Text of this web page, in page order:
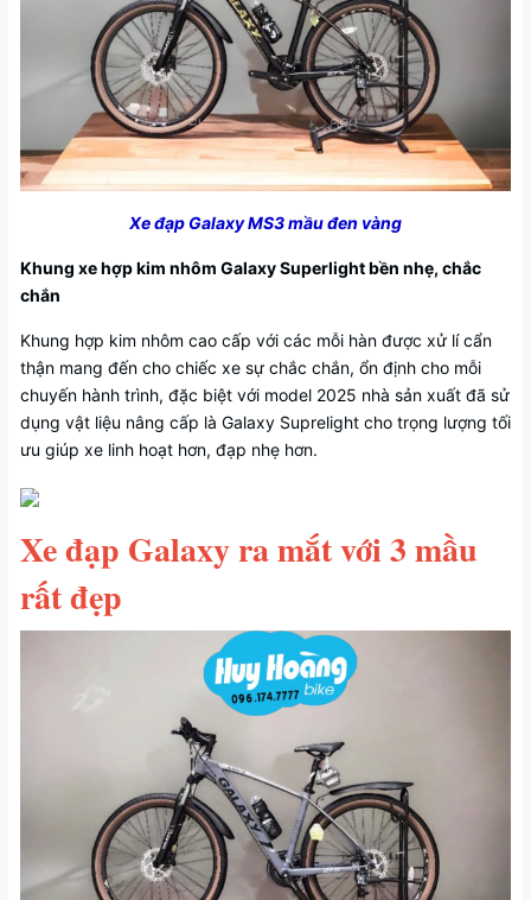
Xe đạp Galaxy MS3 mầu đen vàng
Khung xe hợp kim nhôm Galaxy Superlight bền nhẹ, chắc
chắn
Khung hợp kim nhôm cao cấp với các mỗi hàn được xử lí cẩn
thận mang đến cho chiếc xe sự chắc chắn, ổn định cho mỗi
chuyến hành trình, đặc biệt với model 2025 nhà sản xuất đã sử
dụng vật liệu nâng cấp là Galaxy Suprelight cho trọng lượng tối
ưu giúp xe linh hoạt hơn, đạp nhẹ hơn.
Xe đạp Galaxy ra mắt với 3 mầu
rất đẹp